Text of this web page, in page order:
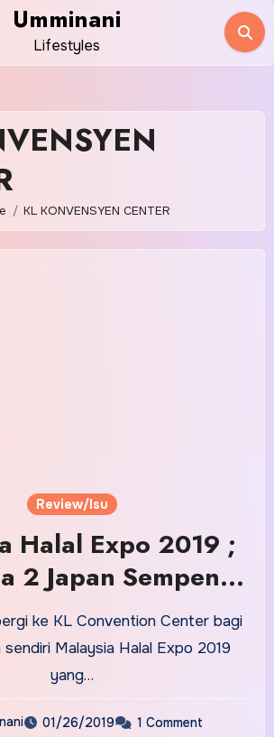
Umminani
Lifestyles
KL KONVENSYEN CENTER
Review/Isu
Halal Expo 2019 ;
2 Japan Sempena
2020
ke KL Convention Center bagi
sendiri Malaysia Halal Expo 2019
yang…
01/26/2019 1 Comment